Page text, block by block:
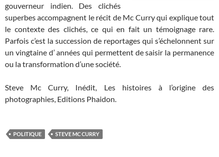
gouverneur indien. Des clichés
superbes accompagnent le récit de Mc Curry qui explique tout
le contexte des clichés, ce qui en fait un témoignage rare.
Parfois c’est la succession de reportages qui s’échelonnent sur
un vingtaine d’ années qui permettent de saisir la permanence
ou la transformation d’une société.
Steve Mc Curry, Inédit, Les histoires à l’origine des
photographies, Editions Phaidon.
POLITIQUE STEVE MC CURRY